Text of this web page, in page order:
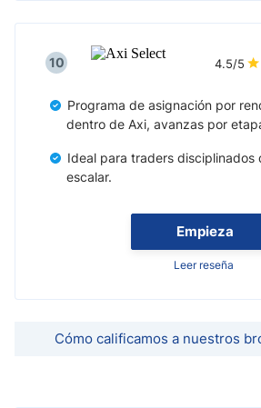
Empieza
Leer reseña
10 4.5/5
Programa de asignación por
dentro de Axi, avanzas por
Ideal para traders disciplinados
escalar.
Cómo calificamos a nuestros